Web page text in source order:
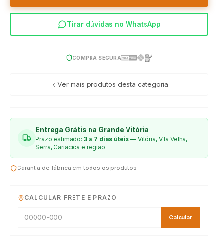
Tirar dúvidas no WhatsApp
COMPRA SEGURA
Ver mais produtos desta categoria
Entrega Grátis na Grande Vitória
Prazo estimado: 3 a 7 dias úteis — Vitória, Vila Velha,
Serra, Cariacica e região
Garantia de fábrica em todos os produtos
CALCULAR FRETE E PRAZO
Calcular